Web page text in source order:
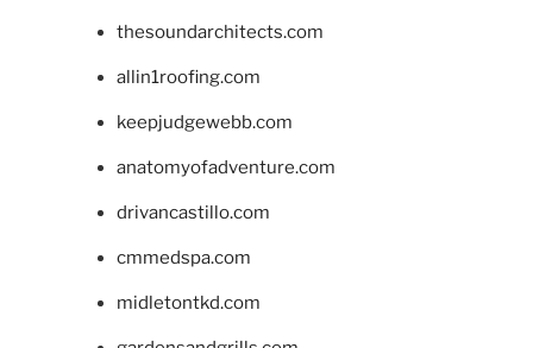
thesoundarchitects.com
allin1roofing.com
keepjudgewebb.com
anatomyofadventure.com
drivancastillo.com
cmmedspa.com
midletontkd.com